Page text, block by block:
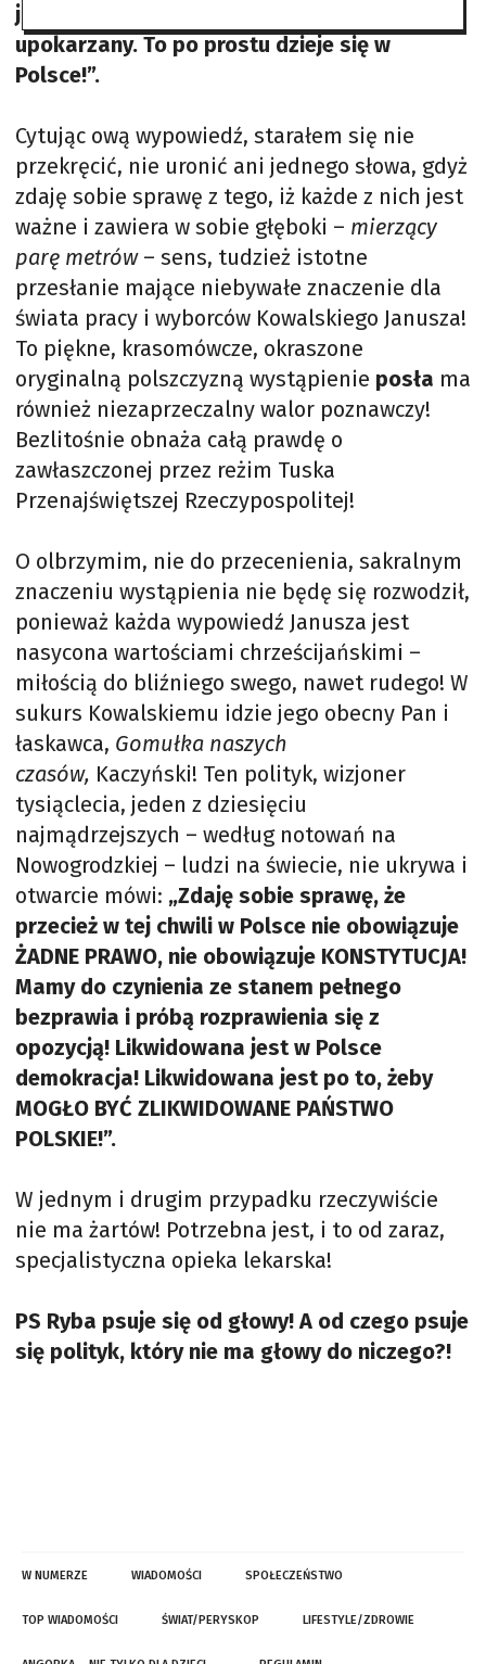
jakichś zdjęć ludzi, jest po prostu
upokarzany. To po prostu dzieje się w
Polsce!”.
Cytując ową wypowiedź, starałem się nie
przekręcić, nie uronić ani jednego słowa, gdyż
zdaję sobie sprawę z tego, iż każde z nich jest
ważne i zawiera w sobie głęboki – mierzący
parę metrów – sens, tudzież istotne
przesłanie mające niebywałe znaczenie dla
świata pracy i wyborców Kowalskiego Janusza!
To piękne, krasomówcze, okraszone
oryginalną polszczyzną wystąpienie posła ma
również niezaprzeczalny walor poznawczy!
Bezlitośnie obnaża całą prawdę o
zawłaszczonej przez reżim Tuska
Przenajświętszej Rzeczypospolitej!
O olbrzymim, nie do przecenienia, sakralnym
znaczeniu wystąpienia nie będę się rozwodził,
ponieważ każda wypowiedź Janusza jest
nasycona wartościami chrześcijańskimi –
miłością do bliźniego swego, nawet rudego! W
sukurs Kowalskiemu idzie jego obecny Pan i
łaskawca, Gomułka naszych
czasów, Kaczyński! Ten polityk, wizjoner
tysiąclecia, jeden z dziesięciu
najmądrzejszych – według notowań na
Nowogrodzkiej – ludzi na świecie, nie ukrywa i
otwarcie mówi: „Zdaję sobie sprawę, że
przecież w tej chwili w Polsce nie obowiązuje
ŻADNE PRAWO, nie obowiązuje KONSTYTUCJA!
Mamy do czynienia ze stanem pełnego
bezprawia i próbą rozprawienia się z
opozycją! Likwidowana jest w Polsce
demokracja! Likwidowana jest po to, żeby
MOGŁO BYĆ ZLIKWIDOWANE PAŃSTWO
POLSKIE!”.
W jednym i drugim przypadku rzeczywiście
nie ma żartów! Potrzebna jest, i to od zaraz,
specjalistyczna opieka lekarska!
PS Ryba psuje się od głowy! A od czego psuje
się polityk, który nie ma głowy do niczego?!
W NUMERZE WIADOMOŚCI SPOŁECZEŃSTWO
TOP WIADOMOŚCI ŚWIAT/PERYSKOP LIFESTYLE/ZDROWIE